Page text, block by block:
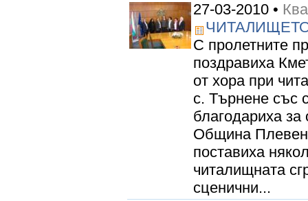
27-03-2010 •
С пролетните
поздравиха
от хора при
с. Търнене със
благодариха за
Община
поставиха
читалищната
сценични...